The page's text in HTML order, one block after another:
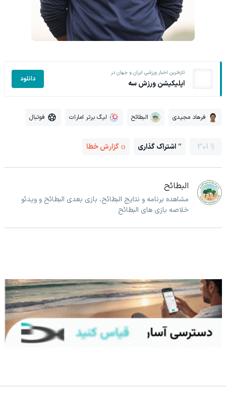
تازه‌ترین اخبار ورزشی ایران و جهان در
اپلیکیشن ورزش سه دانلود
فرهاد مجیدی البطائح لیگ برتر امارات فوتبال
301 اشتراک گذاری گزارش خطا
البطائح
مشاهده برنامه و نتایج البطائح، بازی بعدی البطائح و ویدئو
خلاصه بازی های البطائح